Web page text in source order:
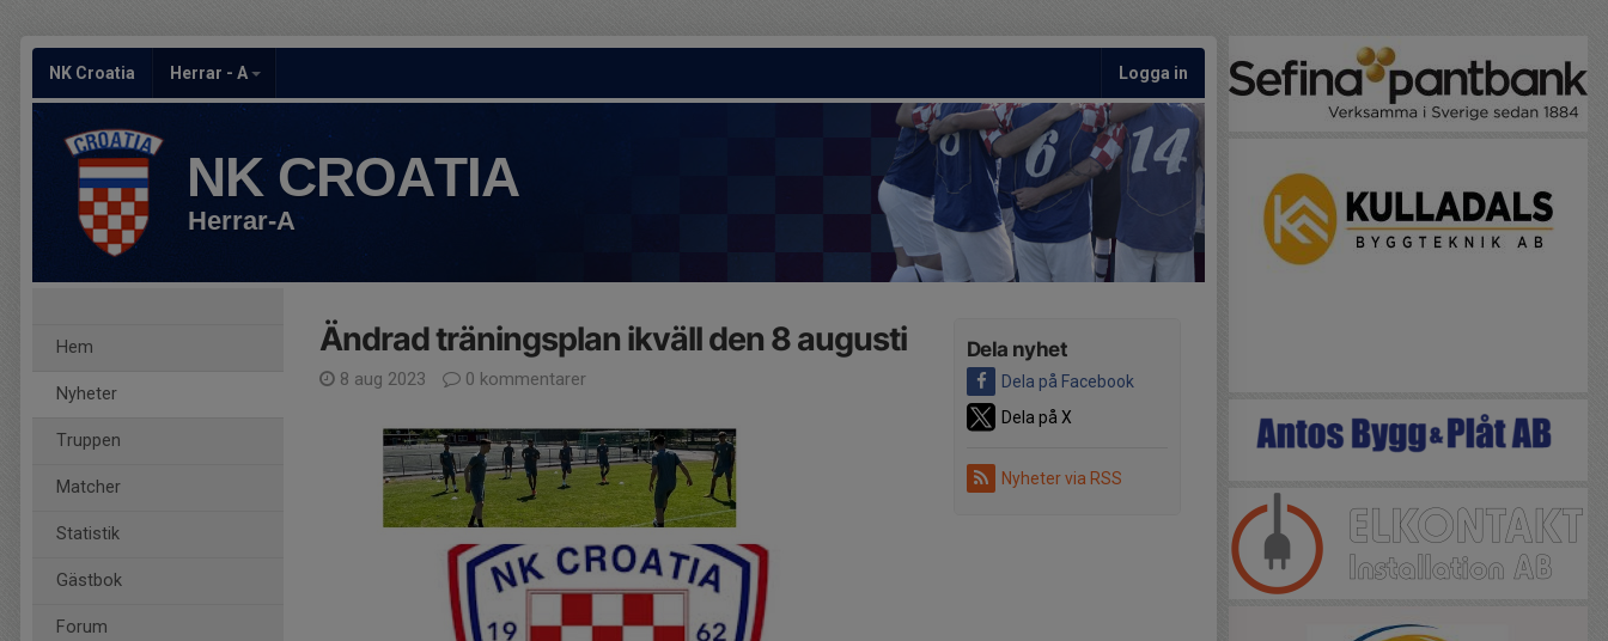
NK Croatia Herrar - A Logga in
NK CROATIA
Herrar-A
Hem
Nyheter
Truppen
Matcher
Statistik
Gästbok
Forum
Dela nyhet
Dela på Facebook
Dela på X
Nyheter via RSS
Ändrad träningsplan ikväll den 8 augusti
8 aug 2023 0 kommentarer